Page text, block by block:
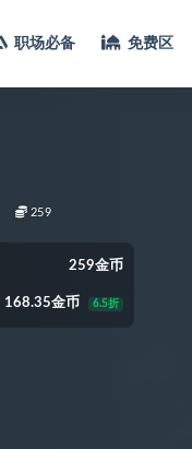
职场必备 免费区
259
259金币
168.35金币 6.5折